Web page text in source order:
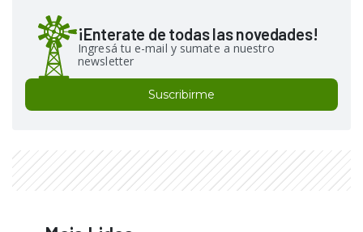
¡Enterate de todas las novedades!
Ingresá tu e-mail y sumate a nuestro
newsletter
Suscribirme